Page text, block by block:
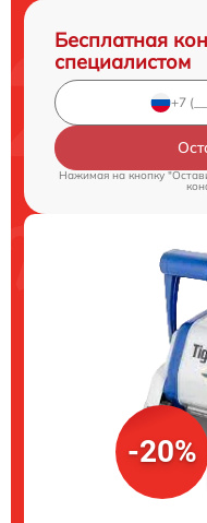
Бесплатная
специалистом
Нажимая на кнопку
-20%